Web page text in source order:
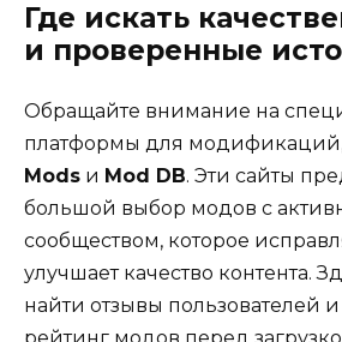
Где искать
и проверенные
Обращайте внимание на
платформы для модификаций,
Mods и Mod DB. Эти сайты
большой выбор модов с
сообществом, которое
улучшает качество контента.
найти отзывы пользователей